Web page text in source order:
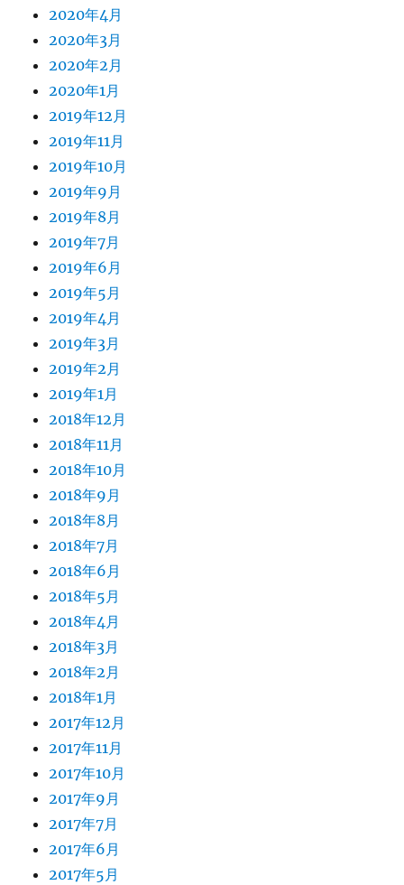
2020年4月
2020年3月
2020年2月
2020年1月
2019年12月
2019年11月
2019年10月
2019年9月
2019年8月
2019年7月
2019年6月
2019年5月
2019年4月
2019年3月
2019年2月
2019年1月
2018年12月
2018年11月
2018年10月
2018年9月
2018年8月
2018年7月
2018年6月
2018年5月
2018年4月
2018年3月
2018年2月
2018年1月
2017年12月
2017年11月
2017年10月
2017年9月
2017年7月
2017年6月
2017年5月